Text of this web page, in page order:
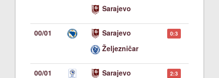
Sarajevo
00/01
Sarajevo
Željezničar
0:3
00/01
Sarajevo
2:3